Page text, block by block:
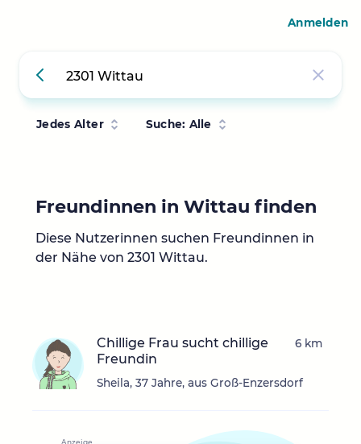
Jedes Alter Suche: Alle
Freundinnen in Wittau finden
Diese Nutzerinnen suchen Freundinnen in
der Nähe von 2301 Wittau.
Chillige Frau sucht chillige
Freundin
Sheila, 37 Jahre, aus Groß-Enzersdorf
6 km
Anmelden